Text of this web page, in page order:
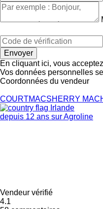
En cliquant ici, vous
Vos données personnelles
Coordonnées du vendeur
COURTMACSHERRY
Irlande
depuis 12 ans sur Agroline
Vendeur vérifié
4.1